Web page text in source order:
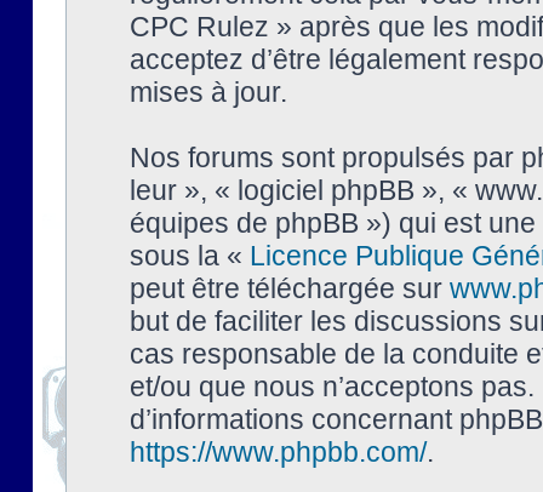
CPC Rulez » après que les
acceptez d’être légalement
mises à jour.
Nos forums sont propulsés par
leur », « logiciel phpBB », «
équipes de phpBB ») qui est
sous la « Licence Publique
peut être téléchargée sur
but de faciliter les discussions
cas responsable de la conduite
et/ou que nous n’acceptons
d’informations concernant
https://www.phpbb.com/.